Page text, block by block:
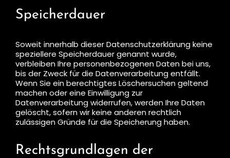
Speicherdauer
Soweit innerhalb dieser Datenschutzerklärung keine
speziellere Speicherdauer genannt wurde,
verbleiben Ihre personenbezogenen Daten bei uns,
bis der Zweck für die Datenverarbeitung entfällt.
Wenn Sie ein berechtigtes Löschersuchen geltend
machen oder eine Einwilligung zur
Datenverarbeitung widerrufen, werden Ihre Daten
gelöscht, sofern wir keine anderen rechtlich
zulässigen Gründe für die Speicherung haben.
Rechtsgrundlagen der